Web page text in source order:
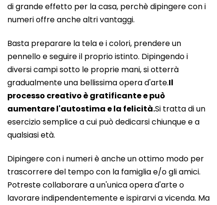
di grande effetto per la casa, perchè dipingere con i
numeri offre anche altri vantaggi.
Basta preparare la tela e i colori, prendere un
pennello e seguire il proprio istinto. Dipingendo i
diversi campi sotto le proprie mani, si otterrà
gradualmente una bellissima opera d'arte.Il
processo creativo è gratificante e può
aumentare l'autostima e la felicità.Si tratta di un
esercizio semplice a cui può dedicarsi chiunque e a
qualsiasi età.
Dipingere con i numeri è anche un ottimo modo per
trascorrere del tempo con la famiglia e/o gli amici.
Potreste collaborare a un'unica opera d'arte o
lavorare indipendentemente e ispirarvi a vicenda. Ma